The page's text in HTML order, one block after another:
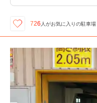
726 人がお気に入りの駐車場